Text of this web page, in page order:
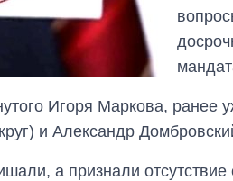
Игоря Маркова,
и Александр
а признали отсутствие